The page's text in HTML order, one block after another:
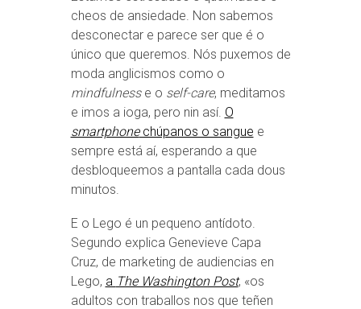
cheos de ansiedade. Non sabemos
desconectar e parece ser que é o
único que queremos. Nós puxemos de
moda anglicismos como o
mindfulnesse o self-care, meditamos
e imos a ioga, pero nin así. O
smartphonechúpanos o sangue e
sempre está aí, esperando a que
desbloqueemos a pantalla cada dous
minutos.
E o Lego é un pequeno antídoto.
Segundo explica Genevieve Capa
Cruz, de marketing de audiencias en
Lego, a The Washington Post, «os
adultos con traballos nos que teñen